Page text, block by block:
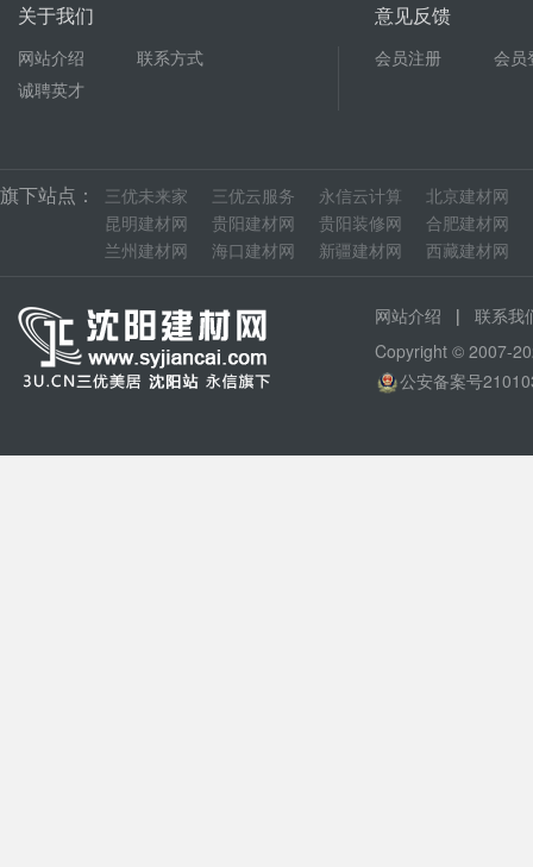
关于我们
网站介绍
联系方式
诚聘英才
意见反馈
会员注册 会员
旗下站点： 三优未来家 三优云服务 永信云计算 北京建材网
昆明建材网
贵阳建材网 贵阳装修网 合肥建材网
兰州建材网
海口建材网 新疆建材网 西藏建材网
网站介绍 | 联系我
Copyright © 2007-
公安备案号